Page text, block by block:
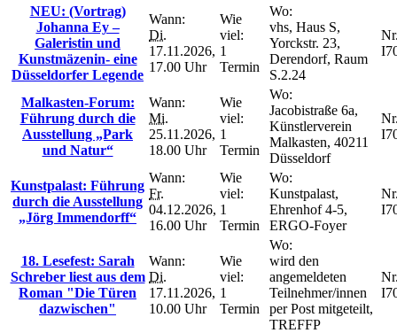
NEU: (Vortrag)
Johanna Ey –
Galeristin und
Kunstmäzenin- eine
Düsseldorfer Legende
Wann:
Di.
17.11.2026,
17.00 Uhr
Wie
viel:
1
Termin
Wo:
vhs, Haus S,
Yorckstr. 23,
Derendorf, Raum
S.2.24
Malkasten-Forum:
Führung durch die
Ausstellung „Park
und Natur“
Wann:
Mi.
25.11.2026,
18.00 Uhr
Wie
viel:
1
Termin
Wo:
Jacobistraße 6a,
Künstlerverein
Malkasten, 40211
Düsseldorf
Kunstpalast: Führung
durch die Ausstellung
„Jörg Immendorff“
Wann:
Fr.
04.12.2026,
16.00 Uhr
Wie
viel:
1
Termin
Wo:
Kunstpalast,
Ehrenhof 4-5,
ERGO-Foyer
18. Lesefest: Sarah
Schreber liest aus dem
Roman "Die Türen
dazwischen"
Wann:
Di.
17.11.2026,
10.00 Uhr
Wie
viel:
1
Termin
Wo:
wird den
angemeldeten
Teilnehmer/innen
per Post mitgeteilt,
TREFFP